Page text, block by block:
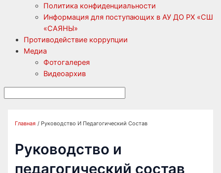
Политика конфиденциальности
Информация для поступающих в АУ ДО РХ «СШ
«САЯНЫ»
Противодействие коррупции
Медиа
Фотогалерея
Видеоархив
Главная Руководство И Педагогический Состав
Руководство и
педагогический состав